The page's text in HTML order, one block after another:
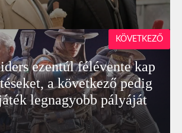
ezentúl félévente kap
a következő pedig
legnagyobb pályáját
KÖVETKEZŐ